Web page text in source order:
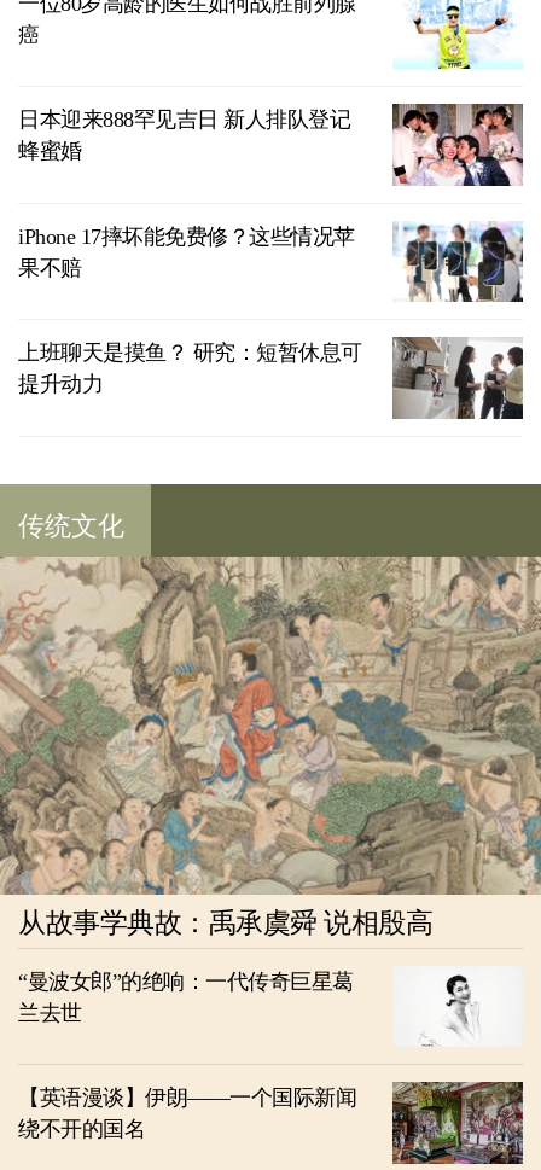
癌
日本迎来888罕见吉日 新人排队登记
蜂蜜婚
iPhone 17摔坏能免费修？这些情况苹
果不赔
上班聊天是摸鱼？ 研究：短暂休息可
提升动力
传统文化
从故事学典故：禹承虞舜 说相殷高
“曼波女郎”的绝响：一代传奇巨星葛
兰去世
【英语漫谈】伊朗——一个国际新闻
绕不开的国名